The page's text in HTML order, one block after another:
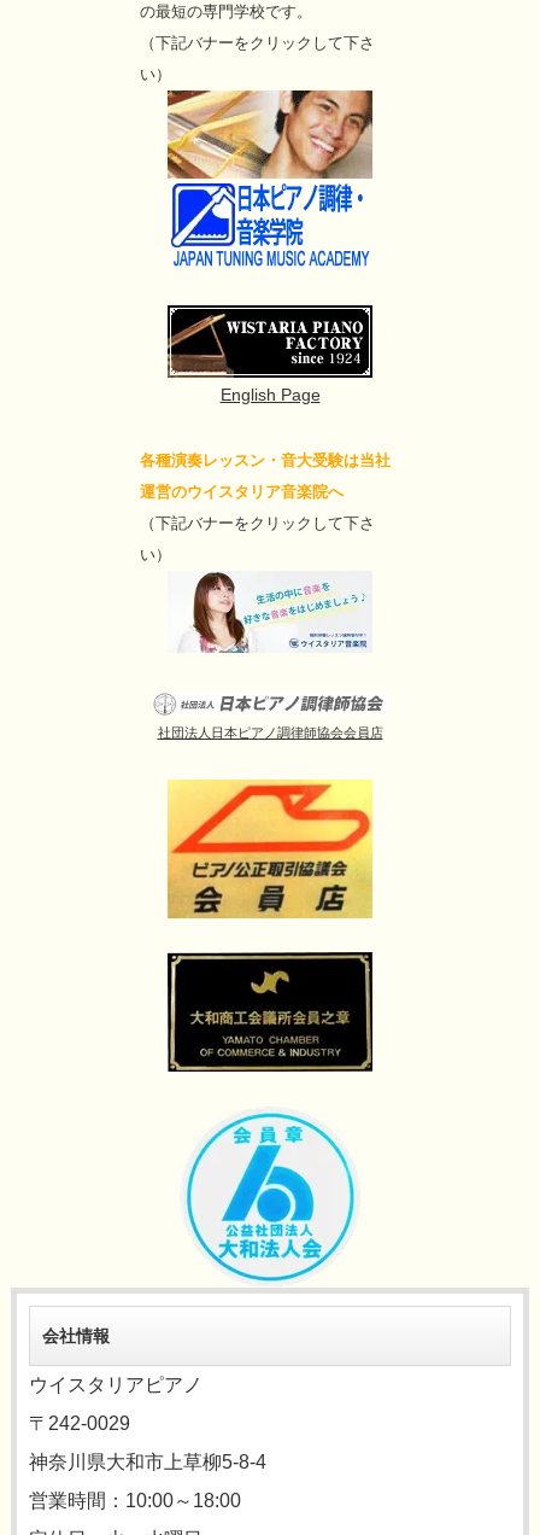
の最短の専門学校です。
（下記バナーをクリックして下さ
い）
English Page
各種演奏レッスン・音大受験は当社
運営のウイスタリア音楽院へ
（下記バナーをクリックして下さ
い）
社団法人日本ピアノ調律師協会会員店
会社情報
ウイスタリアピアノ
〒242-0029
神奈川県大和市上草柳5-8-4
営業時間：10:00～18:00